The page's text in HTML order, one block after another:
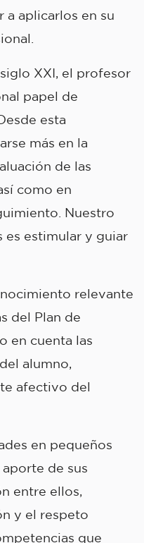
aplicarlos en su
XXI, el profesor
papel de
esta
más en la
de las
como en
Nuestro
estimular y guiar
relevante
del Plan de
en cuenta las
alumno,
afectivo del
en pequeños
de sus
entre ellos,
y el respeto
que